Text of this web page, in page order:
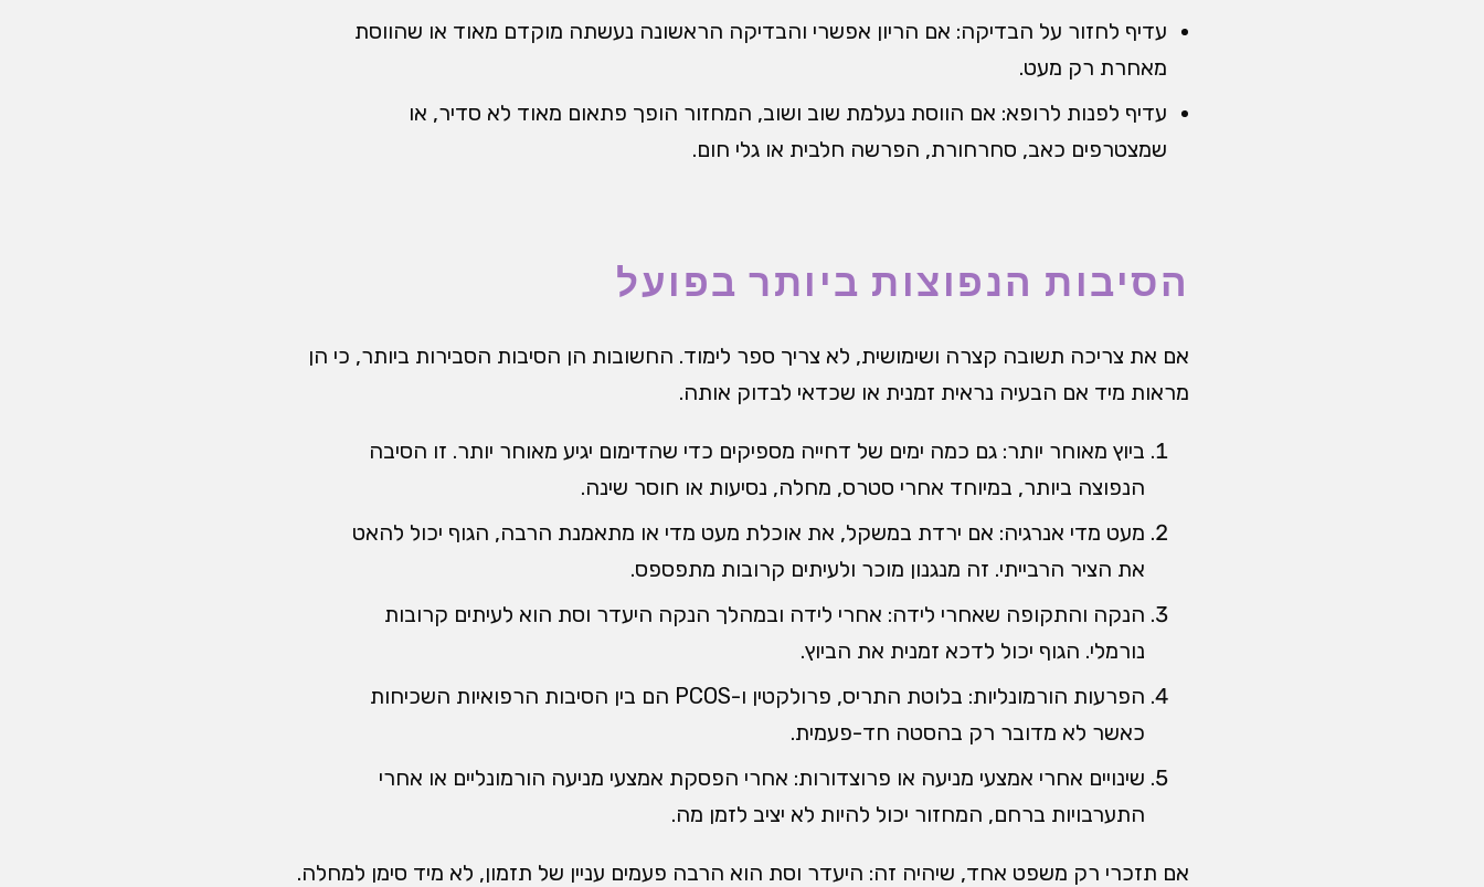
עדיף לחזור על הבדיקה: אם הריון אפשרי והבדיקה הראשונה נעשתה מוקדם מאוד או שהווסת
מאחרת רק מעט.
עדיף לפנות לרופא: אם הווסת נעלמת שוב ושוב, המחזור הופך פתאום מאוד לא סדיר, או
שמצטרפים כאב, סחרחורת, הפרשה חלבית או גלי חום.
הסיבות הנפוצות ביותר בפועל
אם את צריכה תשובה קצרה ושימושית, לא צריך ספר לימוד. החשובות הן הסיבות הסבירות ביותר, כי הן
מראות מיד אם הבעיה נראית זמנית או שכדאי לבדוק אותה.
ביוץ מאוחר יותר: גם כמה ימים של דחייה מספיקים כדי שהדימום יגיע מאוחר יותר. זו הסיבה
הנפוצה ביותר, במיוחד אחרי סטרס, מחלה, נסיעות או חוסר שינה.
מעט מדי אנרגיה: אם ירדת במשקל, את אוכלת מעט מדי או מתאמנת הרבה, הגוף יכול להאט
את הציר הרבייתי. זה מנגנון מוכר ולעיתים קרובות מתפספס.
הנקה והתקופה שאחרי לידה: אחרי לידה ובמהלך הנקה היעדר וסת הוא לעיתים קרובות
נורמלי. הגוף יכול לדכא זמנית את הביוץ.
הפרעות הורמונליות: בלוטת התריס, פרולקטין ו-PCOS הם בין הסיבות הרפואיות השכיחות
כאשר לא מדובר רק בהסטה חד-פעמית.
שינויים אחרי אמצעי מניעה או פרוצדורות: אחרי הפסקת אמצעי מניעה הורמונליים או אחרי
התערבויות ברחם, המחזור יכול להיות לא יציב לזמן מה.
אם תזכרי רק משפט אחד, שיהיה זה: היעדר וסת הוא הרבה פעמים עניין של תזמון, לא מיד סימן למחלה.